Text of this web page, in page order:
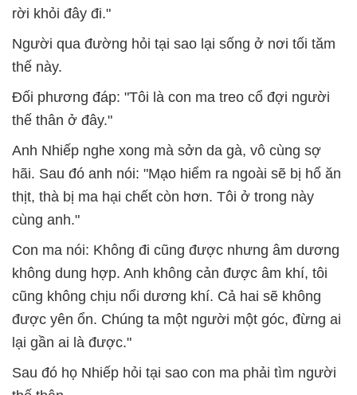
rời khỏi đây đi."
Người qua đường hỏi tại sao lại sống ở nơi tối tăm
thế này.
Đối phương đáp: "Tôi là con ma treo cổ đợi người
thế thân ở đây."
Anh Nhiếp nghe xong mà sởn da gà, vô cùng sợ
hãi. Sau đó anh nói: "Mạo hiểm ra ngoài sẽ bị hổ ăn
thịt, thà bị ma hại chết còn hơn. Tôi ở trong này
cùng anh."
Con ma nói: Không đi cũng được nhưng âm dương
không dung hợp. Anh không cản được âm khí, tôi
cũng không chịu nổi dương khí. Cả hai sẽ không
được yên ổn. Chúng ta một người một góc, đừng ai
lại gần ai là được."
Sau đó họ Nhiếp hỏi tại sao con ma phải tìm người